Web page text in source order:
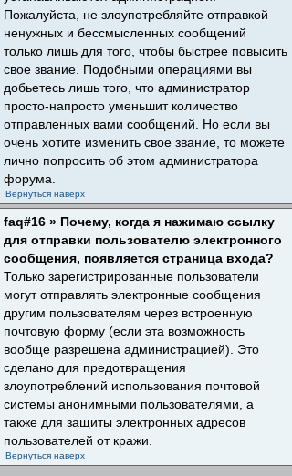
Пожалуйста, не злоупотребляйте отправкой
ненужных и бессмысленных сообщений
только лишь для того, чтобы быстрее повысить
свое звание. Подобными операциями вы
добьетесь лишь того, что администратор
просто-напросто уменьшит количество
отправленных вами сообщений. Но если вы
очень хотите изменить свое звание, то можете
лично попросить об этом администратора
форума.
Вернуться наверх
faq#16 » Почему, когда я нажимаю ссылку
для отправки пользователю электронного
сообщения, появляется страница входа?
Только зарегистрированные пользователи
могут отправлять электронные сообщения
другим пользователям через встроенную
почтовую форму (если эта возможность
вообще разрешена администрацией). Это
сделано для предотвращения
злоупотреблений использования почтовой
системы анонимными пользователями, а
также для защиты электронных адресов
пользователей от кражи.
Вернуться наверх